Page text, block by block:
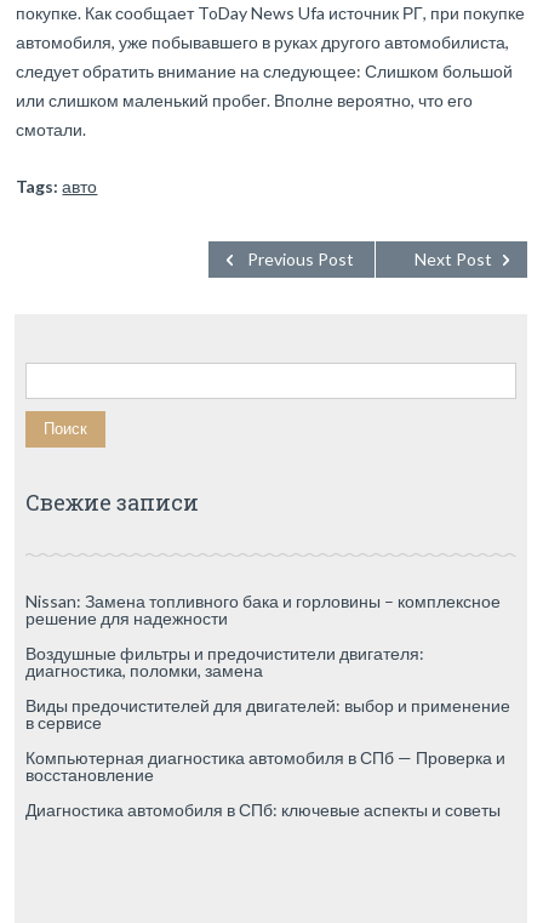
покупке. Как сообщает ToDay News Ufa источник РГ, при покупке
автомобиля, уже побывавшего в руках другого автомобилиста,
следует обратить внимание на следующее: Слишком большой
или слишком маленький пробег. Вполне вероятно, что его
смотали.
Tags: авто
Next Post
Previous Post
Найти:
Свежие записи
Nissan: Замена топливного бака и горловины – комплексное
решение для надежности
Воздушные фильтры и предочистители двигателя:
диагностика, поломки, замена
Виды предочистителей для двигателей: выбор и применение
в сервисе
Компьютерная диагностика автомобиля в СПб — Проверка и
восстановление
Диагностика автомобиля в СПб: ключевые аспекты и советы